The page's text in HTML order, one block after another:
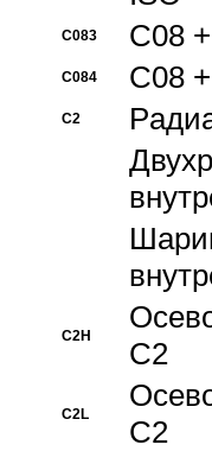
C083 C08
C084 C08
C2
C2H
C2
C2L
C2